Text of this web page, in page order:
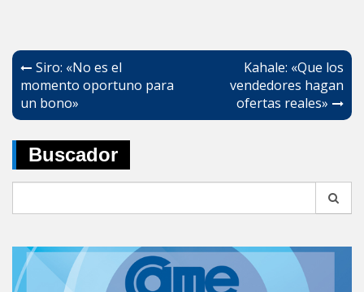
Navegación
de
entradas
Siro: «No es el
momento oportuno para
un bono»
Kahale: «Que los
vendedores hagan
ofertas reales»
Buscador